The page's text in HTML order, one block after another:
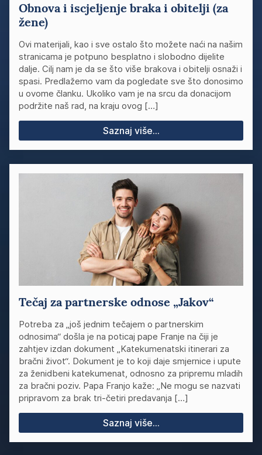
Obnova i iscjeljenje braka i obitelji (za
žene)
Ovi materijali, kao i sve ostalo što možete naći na našim
stranicama je potpuno besplatno i slobodno dijelite
dalje. Cilj nam je da se što više brakova i obitelji osnaži i
spasi. Predlažemo vam da pogledate sve što donosimo
u ovome članku. Ukoliko vam je na srcu da donacijom
podržite naš rad, na kraju ovog […]
Saznaj više...
Tečaj za partnerske odnose „Jakov“
Potreba za „još jednim tečajem o partnerskim
odnosima“ došla je na poticaj pape Franje na čiji je
zahtjev izdan dokument „Katekumenatski itinerari za
bračni život“. Dokument je to koji daje smjernice i upute
za ženidbeni katekumenat, odnosno za pripremu mladih
za bračni poziv. Papa Franjo kaže: „Ne mogu se nazvati
pripravom za brak tri-četiri predavanja […]
Saznaj više...